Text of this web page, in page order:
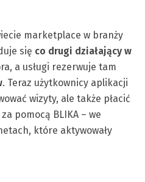
marketplace w branży
się co drugi działający w
a usługi rezerwuje tam
. Teraz użytkownicy aplikacji
wizyty, ale także płacić
pomocą BLIKA – we
które aktywowały